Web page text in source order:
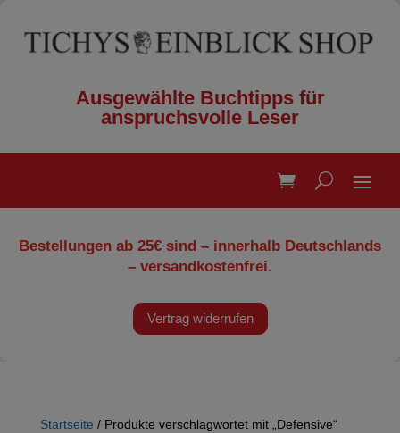
Ausgewählte Buchtipps für
anspruchsvolle Leser
Bestellungen ab 25€ sind – innerhalb Deutschlands
– versandkostenfrei.
Vertrag widerrufen
Startseite / Produkte verschlagwortet mit „Defensive“